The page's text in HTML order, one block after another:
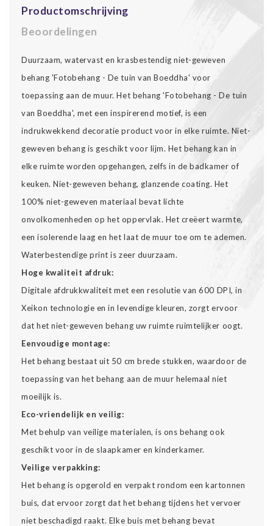
Productomschrijving
Beoordelingen
Duurzaam, watervast en krasbestendig niet-geweven
behang 'Fotobehang - De tuin van Boeddha' voor
toepassing aan de muur. Het behang 'Fotobehang - De tuin
van Boeddha', met een inspirerend motief, is een
indrukwekkend decoratie product voor in elke ruimte. Niet-
geweven behang is geschikt voor lijm. Het behang kan in
elke ruimte worden opgehangen, zelfs in de badkamer of
keuken. Niet-geweven behang, glanzende coating. Het
100% niet-geweven materiaal bevat lichte
onvolkomenheden op het oppervlak. Het creëert warmte,
een isolerende laag en het laat de muur toe om te ademen.
Waterbestendige print is zeer duurzaam.
Hoge kwaliteit afdruk:
Digitale afdrukkwaliteit met een resolutie van 600 DPI, in
Xeikon technologie en in levendige kleuren, zorgt ervoor
dat het niet-geweven behang uw ruimte ruimtelijker oogt.
Eenvoudige montage:
Het behang bestaat uit 50 cm brede stukken, waardoor de
toepassing van het behang aan de muur helemaal niet
moeilijk is.
Eco-vriendelijk en veilig:
Met behulp van veilige materialen, is ons behang ook
geschikt voor in de slaapkamer en kinderkamer.
Veilige verpakking:
Het behang is opgerold en verpakt rondom een kartonnen
buis, dat ervoor zorgt dat het behang tijdens het vervoer
niet beschadigd raakt. Elke buis met behang bevat